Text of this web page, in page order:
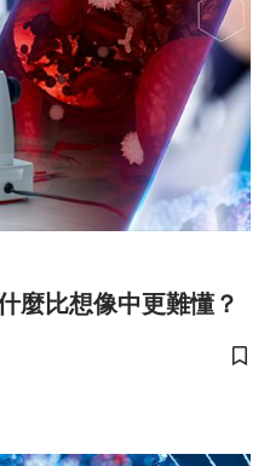
夠 人體為什麼比想像中更難懂？
儲